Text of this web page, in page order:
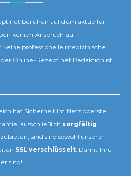
beruhen auf dem aktuellen
keinen Anspruch auf
professionelle medizinische
Online-Rezept.net Redaktion ist
hat Sicherheit im Netz oberste
ausschließlich sorgfältig
sind sind sowohl unsere
SSL verschlüsselt. Damit Ihre
sind!